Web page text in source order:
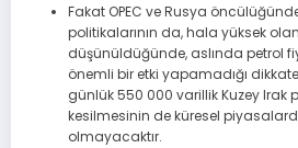
Fakat OPEC ve Rusya
politikalarının da, hala yüksek
düşünüldüğünde, aslında petrol
önemli bir etki yapamadığı
günlük 550 000 varillik Kuzey Irak
kesilmesinin de küresel
olmayacaktır.